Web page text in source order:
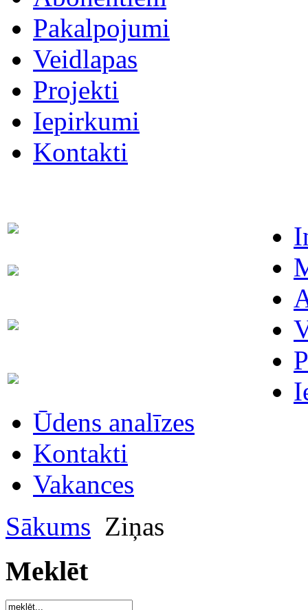
Pakalpojumi
Veidlapas
Projekti
Iepirkumi
Kontakti
63021091
63022886
63007698
Ūdens analīzes
Kontakti
Vakances
Sākums Ziņas
Meklēt